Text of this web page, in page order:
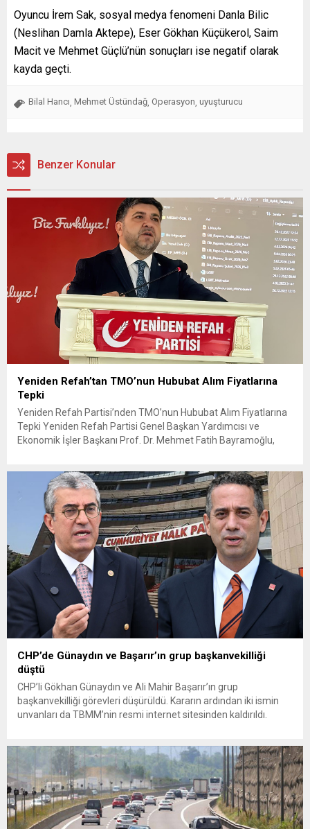
Oyuncu İrem Sak, sosyal medya fenomeni Danla Bilic
(Neslihan Damla Aktepe), Eser Gökhan Küçükerol, Saim
Macit ve Mehmet Güçlü’nün sonuçları ise negatif olarak
kayda geçti.
Bilal Hancı Mehmet Üstündağ Operasyon uyuşturucu
Benzer Konular
Yeniden Refah’tan TMO’nun Hububat Alım Fiyatlarına
Tepki
Yeniden Refah Partisi’nden TMO’nun Hububat Alım Fiyatlarına
Tepki Yeniden Refah Partisi Genel Başkan Yardımcısı ve
Ekonomik İşler Başkanı Prof. Dr. Mehmet Fatih Bayramoğlu,
fiyatların çiftçinin artan maliyetlerini karşılamaktan uzak
olduğunu savunarak fiyatların yeniden değerlendirilmesi
çağrısında...
CHP’de Günaydın ve Başarır’ın grup başkanvekilliği
düştü
CHP’li Gökhan Günaydın ve Ali Mahir Başarır’ın grup
başkanvekilliği görevleri düşürüldü. Kararın ardından iki ismin
unvanları da TBMM’nin resmi internet sitesinden kaldırıldı.
çıkarma cezası uygulanmak üzere Yüksek Disiplin Kurulu’na
(YDK) sevk edilen ve partideki tüm görevlerinden...